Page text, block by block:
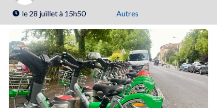
le 28 juillet à 15h50 Autres